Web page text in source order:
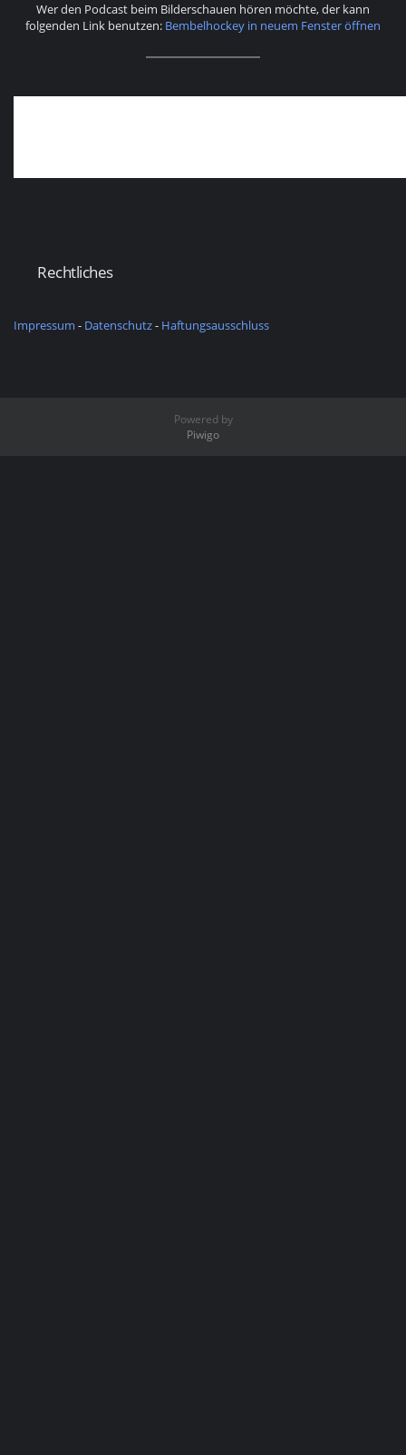
Wer den Podcast beim Bilderschauen hören möchte, der kann
folgenden Link benutzen: Bembelhockey in neuem Fenster öffnen
Rechtliches
Impressum - Datenschutz- Haftungsausschluss
Powered by
Piwigo